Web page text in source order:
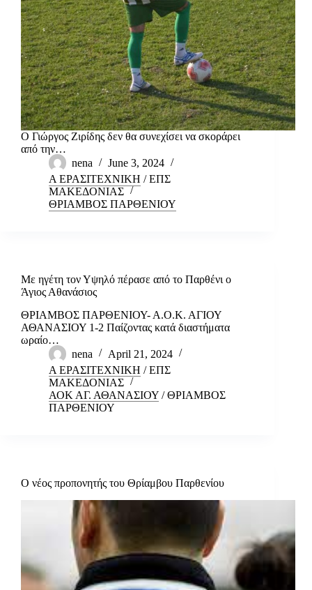
Ο Γιώργος Ζιρίδης δεν θα συνεχίσει να σκοράρει
από την…
nena
June 3, 2024
Α ΕΡΑΣΙΤΕΧΝΙΚΗ /ΕΠΣ
ΜΑΚΕΔΟΝΙΑΣ
ΘΡΙΑΜΒΟΣ ΠΑΡΘΕΝΙΟΥ
Με ηγέτη τον Υψηλό πέρασε από το Παρθένι ο
Άγιος Αθανάσιος
ΘΡΙΑΜΒΟΣ ΠΑΡΘΕΝΙΟΥ- Α.Ο.Κ. ΑΓΙΟΥ
ΑΘΑΝΑΣΙΟΥ 1-2 Παίζοντας κατά διαστήματα
ωραίο…
nena
April 21, 2024
Α ΕΡΑΣΙΤΕΧΝΙΚΗ /ΕΠΣ
ΜΑΚΕΔΟΝΙΑΣ
ΑΟΚ ΑΓ. ΑΘΑΝΑΣΙΟΥ /ΘΡΙΑΜΒΟΣ
ΠΑΡΘΕΝΙΟΥ
Ο νέος προπονητής του Θρίαμβου Παρθενίου